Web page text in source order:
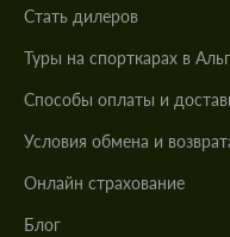
Стать дилеров
Туры на спорткарах в
Cпособы оплаты и
Условия обмена и
Онлайн страхование
Блог